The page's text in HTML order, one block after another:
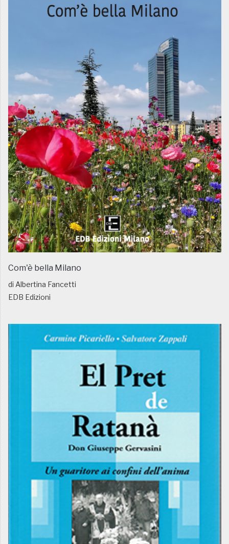
Com'è bella Milano
di Albertina Fancetti
EDB Edizioni